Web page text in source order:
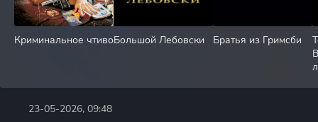
Криминальное чтивоБольшой Лебовски Братья из Гримсби
23-05-2026, 09:48